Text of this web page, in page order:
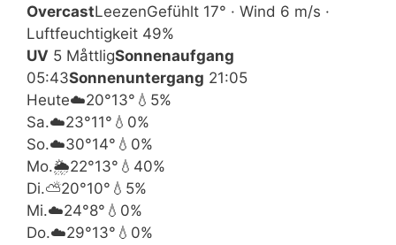
OvercastLeezenGefühlt 17° · Wind 6 m/s ·
Luftfeuchtigkeit 49%
UV 5 MåttligSonnenaufgang
05:43Sonnenuntergang 21:05
Heute☁️20°13° 💧5%
Sa.☁️23°11° 💧0%
So.☁️30°14° 💧0%
Mo.🌦️22°13° 💧40%
Di.⛅20°10° 💧5%
Mi.☁️24°8° 💧0%
Do.☁️29°13° 💧0%